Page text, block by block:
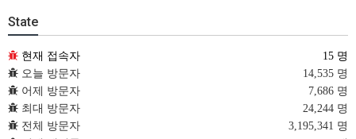
State
현재 접속자
15 명
오늘 방문자
14,535 명
어제 방문자
7,686 명
최대 방문자
24,244 명
전체 방문자
3,195,341 명